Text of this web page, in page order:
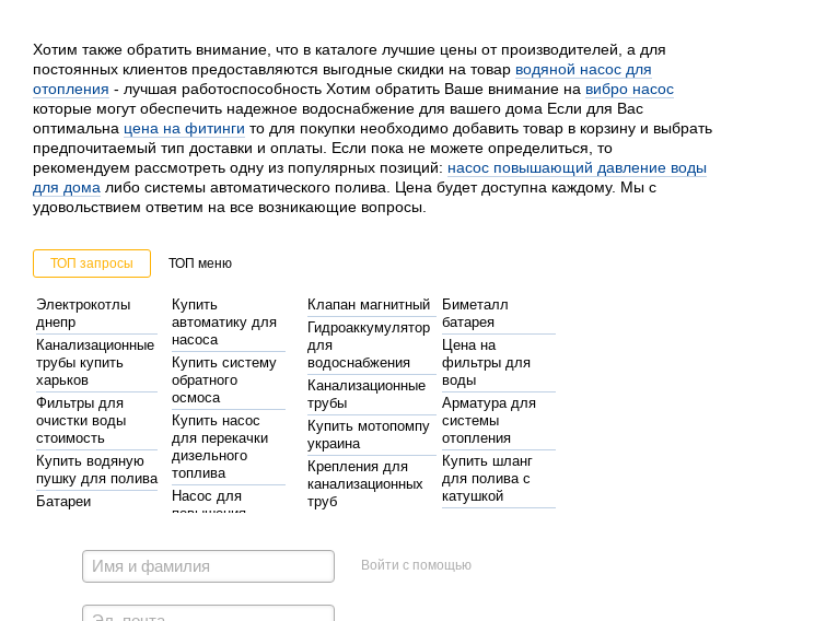
Хотим также обратить внимание, что в каталоге лучшие цены от производителей, а для
постоянных клиентов предоставляются выгодные скидки на товар водяной насос для
отопления - лучшая работоспособность Хотим обратить Ваше внимание на вибро насос
которые могут обеспечить надежное водоснабжение для вашего дома Если для Вас
оптимальна цена на фитинги то для покупки необходимо добавить товар в корзину и выбрать
предпочитаемый тип доставки и оплаты. Если пока не можете определиться, то
рекомендуем рассмотреть одну из популярных позиций: насос повышающий давление воды
для дома либо системы автоматического полива. Цена будет доступна каждому. Мы с
удовольствием ответим на все возникающие вопросы.
ТОП запросы ТОП меню
Электрокотлы
днепр
Канализационные
трубы купить
харьков
Фильтры для
очистки воды
стоимость
Купить водяную
пушку для полива
Батареи
гидроаккумулятор
в харькове
Купить
автоматику для
насоса
Купить систему
обратного
осмоса
Купить насос
для перекачки
дизельного
топлива
Насос для
повышения
квартире
Насосы для
отопления
Клапан магнитный
Гидроаккумулятор
для
водоснабжения
Канализационные
трубы
Купить мотопомпу
украина
Крепления для
канализационных
труб
Цена мотопомпы
Полипропиленовый
Биметалл
батарея
Цена на
фильтры для
воды
Арматура для
системы
отопления
Купить шланг
для полива с
катушкой
Фильтр для
гидроаккумуляторы
автоматика для насосов
Войти с помощью